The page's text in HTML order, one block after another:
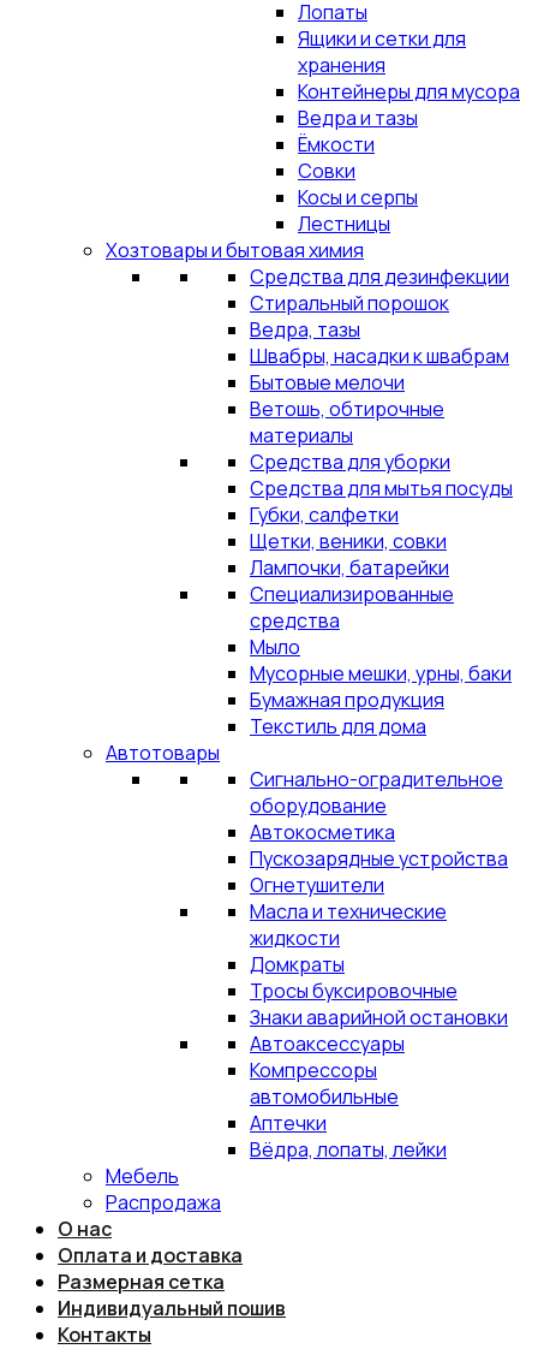
Лопаты
Ящики и сетки для
хранения
Контейнеры для мусора
Ведра и тазы
Ёмкости
Совки
Косы и серпы
Лестницы
Хозтовары и бытовая химия
Средства для дезинфекции
Стиральный порошок
Ведра, тазы
Швабры, насадки к швабрам
Бытовые мелочи
Ветошь, обтирочные
материалы
Средства для уборки
Средства для мытья посуды
Губки, салфетки
Щетки, веники, совки
Лампочки, батарейки
Специализированные
средства
Мыло
Мусорные мешки, урны, баки
Бумажная продукция
Текстиль для дома
Автотовары
Сигнально-оградительное
оборудование
Автокосметика
Пускозарядные устройства
Огнетушители
Масла и технические
жидкости
Домкраты
Тросы буксировочные
Знаки аварийной остановки
Автоаксессуары
Компрессоры
автомобильные
Аптечки
Вёдра, лопаты, лейки
Мебель
Распродажа
О нас
Оплата и доставка
Размерная сетка
Индивидуальный пошив
Контакты